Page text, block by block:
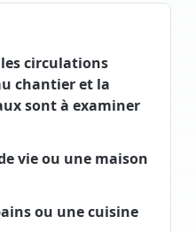
circulations
chantier et la
sont à examiner
vie ou une maison
ou une cuisine